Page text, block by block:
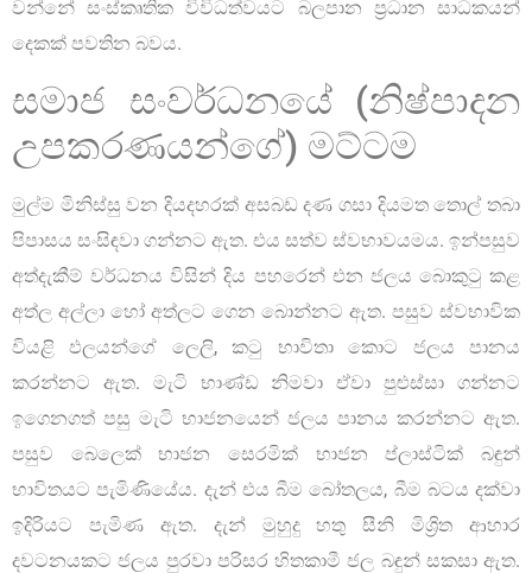
වන්නේ සංස්කෘතික විවිධත්වයට බලපාන ප්‍රධාන සාධකයන්
දෙකක් පවතින බවය.
සමාජ සංවර්ධනයේ (නිෂ්පාදන
උපකරණයන්ගේ) මට්ටම
මුල්ම මිනිස්සු වන දියදහරක් අසබඩ දණ ගසා දියමත තොල් තබා
පිපාසය සංසිඳවා ගන්නට ඇත. එය සත්ව ස්වභාවයමය. ඉන්පසුව
අත්දැකීම් වර්ධනය විසින් දිය පහරෙන් එන ජලය බොකුටු කළ
අත්ල අල්ලා හෝ අත්ලට ගෙන බොන්නට ඇත. පසුව ස්වභාවික
වියළි ඵලයන්ගේ ලෙලි, කටු භාවිතා කොට ජලය පානය
කරන්නට ඇත. මැටි භාණ්ඩ නිමවා ඒවා පුළුස්සා ගන්නට
ඉගෙනගත් පසු මැටි භාජනයෙන් ජලය පානය කරන්නට ඇත.
පසුව බෙලෙක් භාජන සෙරමික් භාජන ප්ලාස්ටික් බඳුන්
භාවිතයට පැමිණියේය. දැන් එය බීම බෝතලය, බීම බටය දක්වා
ඉදිරියට පැමිණ ඇත. දැන් මුහුදු හතු සීනි මිශ්‍රිත ආහාර
දවටනයකට ජලය පුරවා පරිසර හිතකාමී ජල බඳුන් සකසා ඇත.